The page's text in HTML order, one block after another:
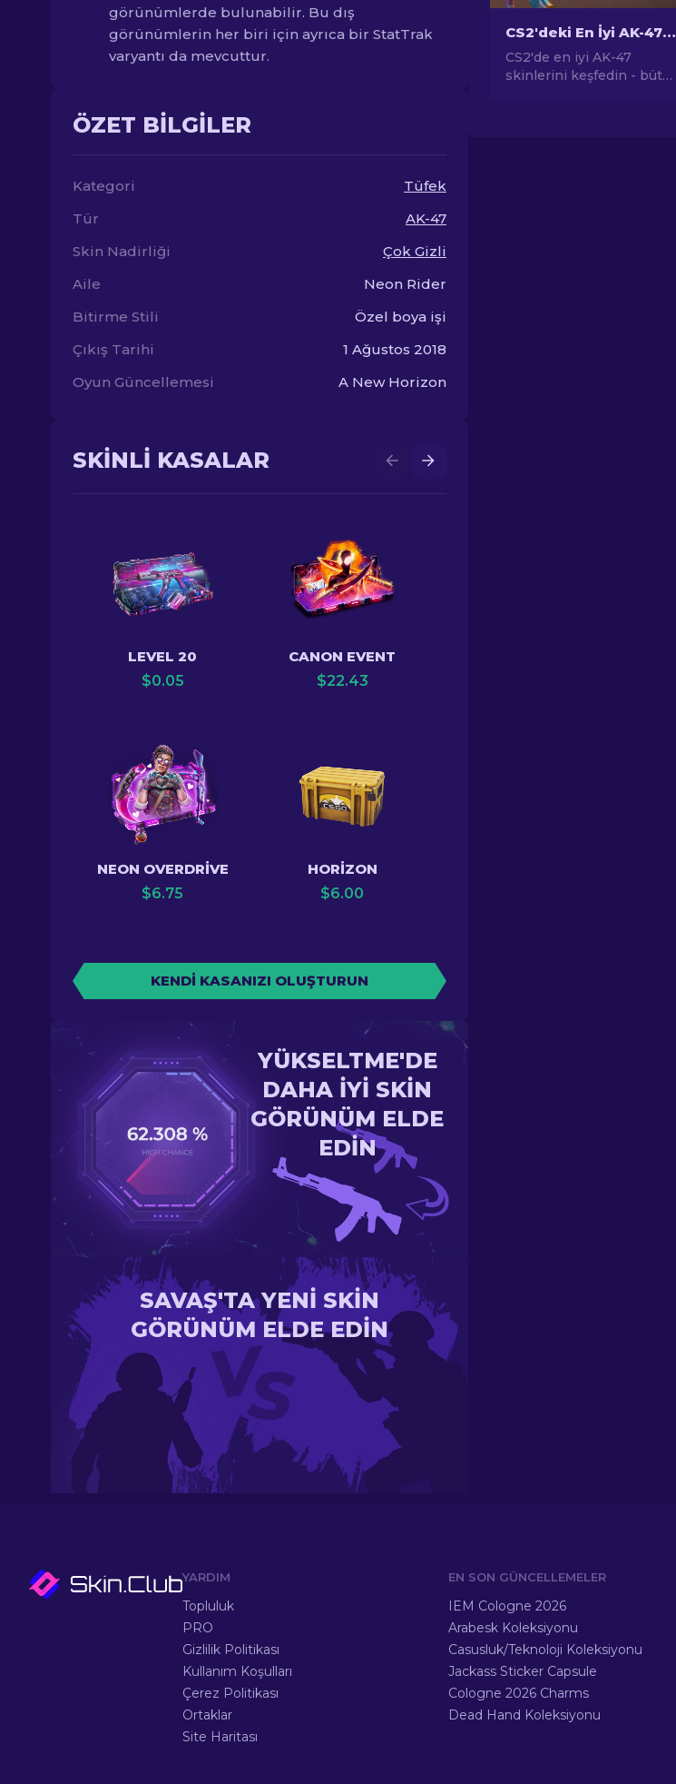
görünümlerde bulunabilir. Bu dış
görünümlerin her biri için ayrıca bir StatTrak
varyantı da mevcuttur.
ÖZET BILGILER
Kategori
Tüfek
Tür
AK-47
Skin Nadirliği
Çok Gizli
Aile
Neon Rider
Bitirme Stili
Özel boya işi
Çıkış Tarihi
1 Ağustos 2018
Oyun Güncellemesi
A New Horizon
SKINLI KASALAR
LEVEL 20
$0.05
CANON EVENT
$22.43
NEON OVERDRIVE
$6.75
HORIZON
$6.00
KENDI KASANIZI OLUŞTURUN
YÜKSELTME'DE
DAHA IYI SKIN
GÖRÜNÜM ELDE
EDIN
SAVAŞ'TA YENI SKIN
GÖRÜNÜM ELDE EDIN
CS2'deki En İyi AK-47 Skinleri: Ucuza Pahalıya
CS2'de en iyi AK-47
skinlerini keşfedin - bütçe
YARDIM
Topluluk
PRO
Gizlilik Politikası
Kullanım Koşulları
Çerez Politikası
Ortaklar
Site Haritası
EN SON GÜNCELLEMELER
IEM Cologne 2026
Arabesk Koleksiyonu
Casusluk/Teknoloji Koleksiyonu
Jackass Sticker Capsule
Cologne 2026 Charms
Dead Hand Koleksiyonu